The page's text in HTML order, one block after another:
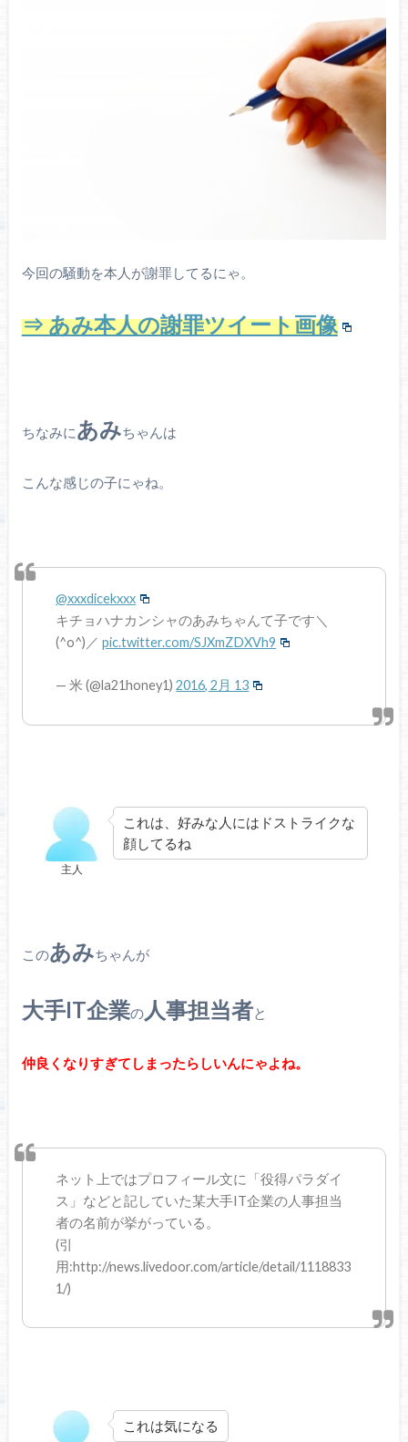
今回の騒動を本人が謝罪してるにゃ。
⇒ あみ本人の謝罪ツイート画像
ちなみにあみちゃんは
こんな感じの子にゃね。
@xxxdicekxxx
キチョハナカンシャのあみちゃんて子です＼
(^o^)／pic.twitter.com/SJXmZDXVh9
— 米 (@la21honey1)2016, 2月 13
主人
これは、好みな人にはドストライクな
顔してるね
このあみちゃんが
大手IT企業の人事担当者と
仲良くなりすぎてしまったらしいんにゃよね。
ネット上ではプロフィール文に「役得パラダイ
ス」などと記していた某大手IT企業の人事担当
者の名前が挙がっている。
(引
用:http://news.livedoor.com/article/detail/1118833
1/)
これは気になる